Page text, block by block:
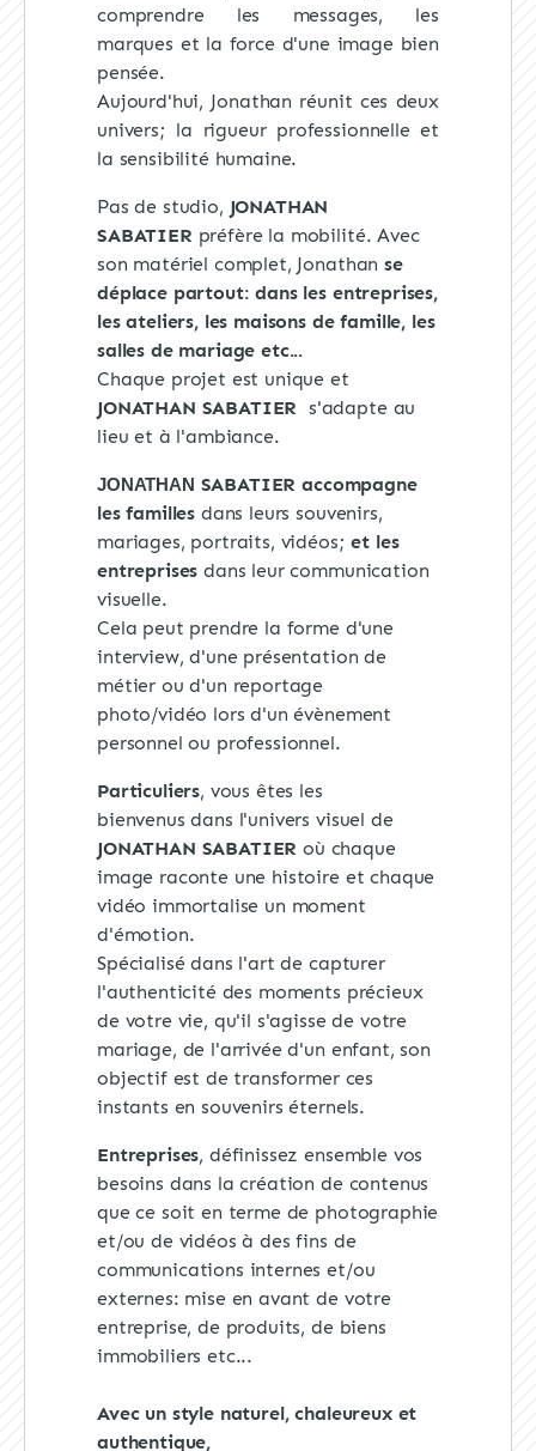
comprendre les messages, les
marques et la force d'une image bien
pensée.
Aujourd'hui, Jonathan réunit ces deux
univers; la rigueur professionnelle et
la sensibilité humaine.
Pas de studio, JONATHAN
SABATIERpréfère la mobilité. Avec
son matériel complet, Jonathanse
déplace partout:dans les entreprises,
les ateliers, les maisons de famille, les
salles de mariage etc...
Chaque projet est unique et
JONATHAN SABATIER s'adapte au
lieu et à l'ambiance.
JONATHAN SABATIERaccompagne
les familles dans leurs souvenirs,
mariages, portraits, vidéos;et les
entreprisesdans leur communication
visuelle.
Cela peut prendre la forme d'une
interview, d'une présentation de
métier ou d'un reportage
photo/vidéo lors d'un évènement
personnel ou professionnel.
Particuliers, vous êtes les
bienvenus dans l'univers visuel de
JONATHAN SABATIERoù chaque
image raconte une histoire et chaque
vidéo immortalise un moment
d'émotion.
Spécialisé dans l'art de capturer
l'authenticité des moments précieux
de votre vie, qu'il s'agisse de votre
mariage, de l'arrivée d'un enfant, son
objectif est de transformer ces
instants en souvenirs éternels.
Entreprises, définissez ensemble vos
besoins dans la création de contenus
que ce soit en terme de photographie
et/ou de vidéos à des fins de
communications internes et/ou
externes: mise en avant de votre
entreprise, de produits, de biens
immobiliers etc...
Avec un style naturel, chaleureux et
authentique,